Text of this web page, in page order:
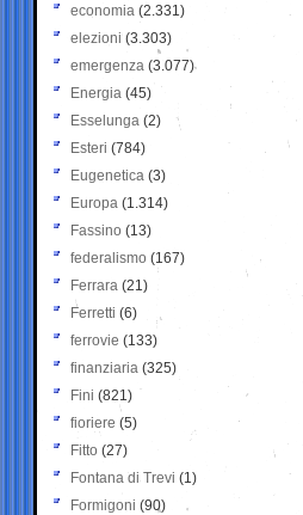
economia (2.331)
elezioni (3.303)
emergenza (3.077)
Energia (45)
Esselunga (2)
Esteri (784)
Eugenetica (3)
Europa (1.314)
Fassino (13)
federalismo (167)
Ferrara (21)
Ferretti (6)
ferrovie (133)
finanziaria (325)
Fini (821)
fioriere (5)
Fitto (27)
Fontana di Trevi (1)
Formigoni (90)